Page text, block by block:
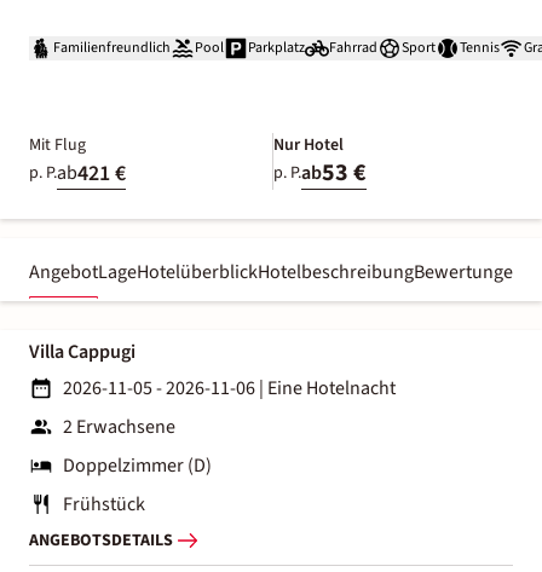
Familienfreundlich Pool Parkplatz Fahrrad Sport Tennis
Mit Flug
p. P.ab421 €
Nur Hotel
p. P.ab53 €
AngebotLageHotelüberblickHotelbeschreibungBewertungen
Villa Cappugi
2026-11-05 - 2026-11-06| Eine Hotelnacht
2 Erwachsene
Doppelzimmer (D)
Frühstück
ANGEBOTSDETAILS